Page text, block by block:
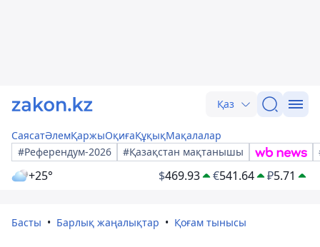
Қаз
СаясатӘлемҚаржыОқиғаҚұқықМақалалар
#Референдум-2026
#Қазақстан мақтанышы
+25° $469.93 €541.64 ₽5.71
Басты Барлық жаңалықтар Қоғам тынысы